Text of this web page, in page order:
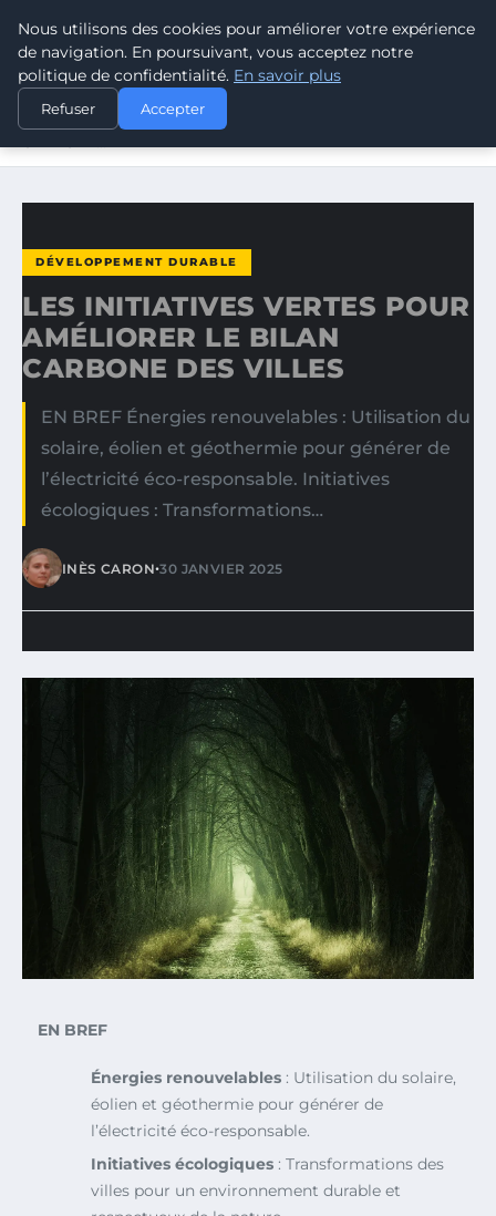
CLIMATE GUARDIAN
ACCUEIL
DÉVELOPPEMENT DURABLE
LES INITIATIVES VERTES POUR AMÉLIORER LE BILAN
DÉVELOPPEMENT DURABLE
LES INITIATIVES VERTES POUR
AMÉLIORER LE BILAN
CARBONE DES VILLES
EN BREF Énergies renouvelables : Utilisation du
solaire, éolien et géothermie pour générer de
l’électricité éco-responsable. Initiatives
écologiques : Transformations…
INÈS CARON•30 JANVIER 2025
EN BREF
Énergies renouvelables : Utilisation du solaire,
éolien et géothermie pour générer de
l’électricité éco-responsable.
Initiatives écologiques : Transformations des
villes pour un environnement durable et
Nous utilisons des cookies pour améliorer votre expérience
de navigation. En poursuivant, vous acceptez notre
politique de confidentialité. En savoir plus
Refuser Accepter